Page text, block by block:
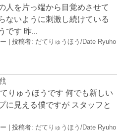
人を片っ端から目覚めさせて
ないように刺激し続けている
です 昨...
|投稿者: だてりゅうほう/Date Ryuho
りゅうほうです 何でも新しい
に見える僕ですが スタッフと
|投稿者: だてりゅうほう/Date Ryuho